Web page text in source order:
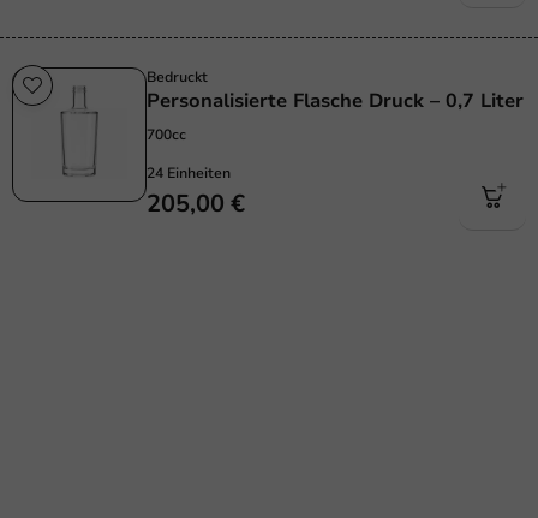
Bedruckt
Personalisierte Flasche Druck – 0,7 Liter
700cc
24 Einheiten
205,00 €